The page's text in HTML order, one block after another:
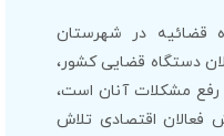
قضائیه در شهرستان
دستگاه قضایی کشور،
مشکلات آنان است،
فعالان اقتصادی تلاش